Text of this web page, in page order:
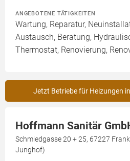
ANGEBOTENE TÄTIGKEITEN
Wartung, Reparatur,
Austausch, Beratung,
Thermostat, Renovierung,
Jetzt Betriebe für Heizungen
Hoffmann Sanitär
Schmiedgasse 20 + 25, 67227
Junghof)